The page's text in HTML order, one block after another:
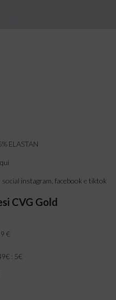
ELASTAN
qui
social instagram facebook e tiktok
CVG Gold
€
: 5€